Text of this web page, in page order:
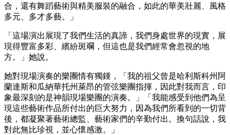
合，還有舞蹈藝術與精美服裝的融合，如此的華美壯麗、風格
多元、多才多藝。」
「這場演出展現了我們生活的真諦，我們身處世界的現實，展
現得豐富多彩、繽紛斑斕，但這也是我們經常會忽視的地
方。」她說。
她對現場演奏的樂團情有獨鍾，「我的祖父曾是哈利斯科州阿
蘭達斯和瓜納華托州萊昂的管弦樂團指揮，因此對我而言，印
象最深刻的是神韻現場樂團的演奏。」「我能感受到他們為呈
現這些藝術作品所付出的巨大努力，因為我們所看到的一切背
後，都凝聚著藝術總監、藝術家們的辛勤付出。換句話說，我
對此無比珍視，並心懷感激。」